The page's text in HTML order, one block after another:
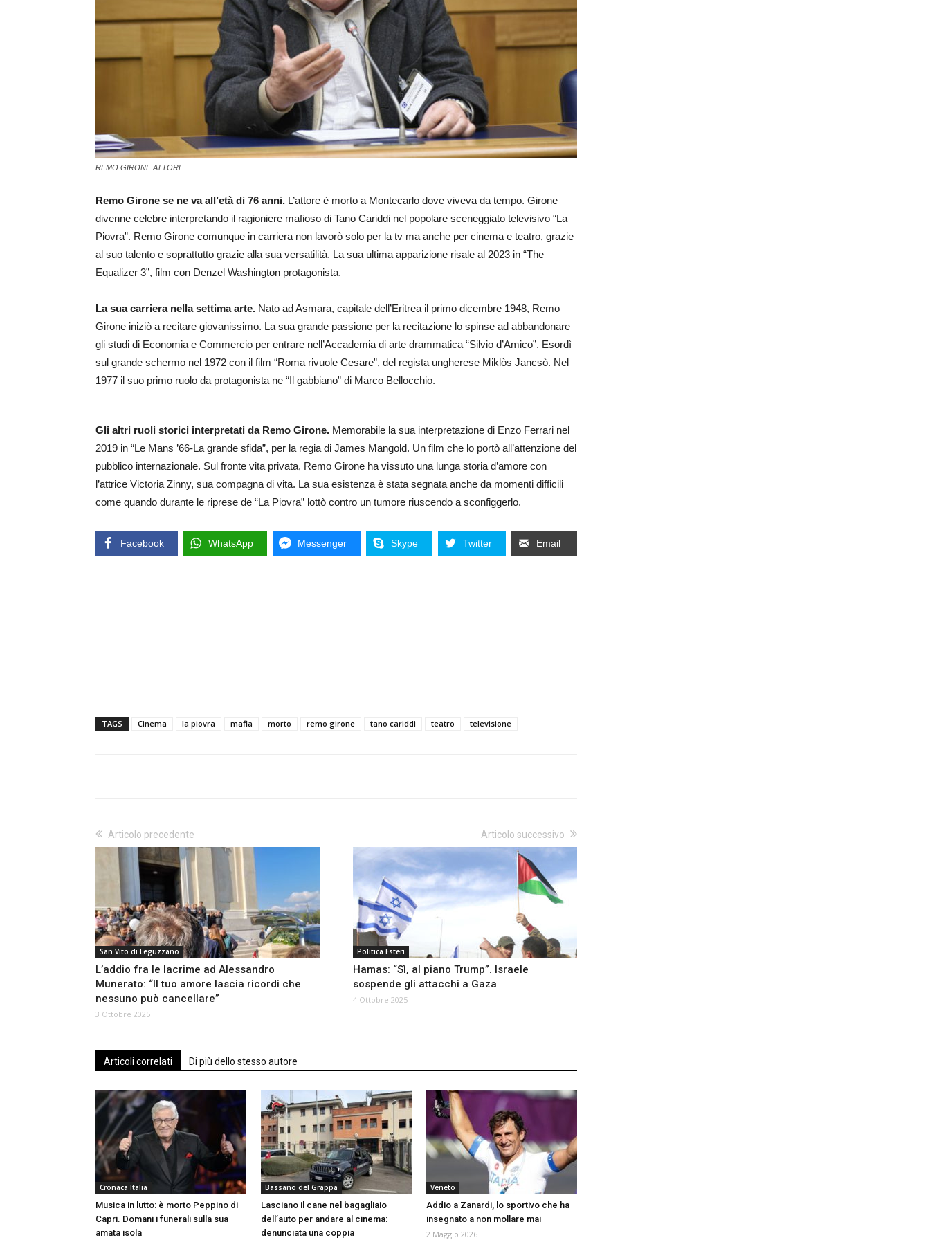
REMO GIRONE ATTORE
Remo Girone se ne va all’età di 76 anni. L’attore è morto a Montecarlo dove viveva da tempo. Girone
divenne celebre interpretando il ragioniere mafioso di Tano Cariddi nel popolare sceneggiato televisivo “La
Piovra”. Remo Girone comunque in carriera non lavorò solo per la tv ma anche per cinema e teatro, grazie
al suo talento e soprattutto grazie alla sua versatilità. La sua ultima apparizione risale al 2023 in “The
Equalizer 3”, film con Denzel Washington protagonista.
La sua carriera nella settima arte. Nato ad Asmara, capitale dell’Eritrea il primo dicembre 1948, Remo
Girone iniziò a recitare giovanissimo. La sua grande passione per la recitazione lo spinse ad abbandonare
gli studi di Economia e Commercio per entrare nell’Accademia di arte drammatica “Silvio d’Amico”. Esordì
sul grande schermo nel 1972 con il film “Roma rivuole Cesare”, del regista ungherese Miklòs Jancsò. Nel
1977 il suo primo ruolo da protagonista ne “Il gabbiano” di Marco Bellocchio.
Gli altri ruoli storici interpretati da Remo Girone. Memorabile la sua interpretazione di Enzo Ferrari nel
2019 in “Le Mans ’66-La grande sfida”, per la regia di James Mangold. Un film che lo portò all’attenzione del
pubblico internazionale. Sul fronte vita privata, Remo Girone ha vissuto una lunga storia d’amore con
l’attrice Victoria Zinny, sua compagna di vita. La sua esistenza è stata segnata anche da momenti difficili
come quando durante le riprese de “La Piovra” lottò contro un tumore riuscendo a sconfiggerlo.
Facebook WhatsApp Messenger Skype Twitter Email
TAGS Cinema la piovra mafia morto remo girone tano cariddi teatro televisione
Articolo precedente
San Vito di Leguzzano
L’addio fra le lacrime ad Alessandro
Munerato: “Il tuo amore lascia ricordi che
nessuno può cancellare”
3 Ottobre 2025
Articolo successivo
Politica Esteri
Hamas: “Sì, al piano Trump”. Israele
sospende gli attacchi a Gaza
4 Ottobre 2025
Articoli correlati Di più dello stesso autore
Cronaca Italia
Musica in lutto: è morto Peppino di
Capri. Domani i funerali sulla sua
amata isola
Bassano del Grappa
Lasciano il cane nel bagagliaio
dell’auto per andare al cinema:
denunciata una coppia
Veneto
Addio a Zanardi, lo sportivo che ha
insegnato a non mollare mai
2 Maggio 2026